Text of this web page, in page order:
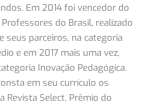
Em 2014 foi vencedor do
do Brasil, realizado
seus parceiros, na categoria
e em 2017 mais uma vez,
Inovação Pedagógica.
em seu currículo os
Revista Select, Prêmio do